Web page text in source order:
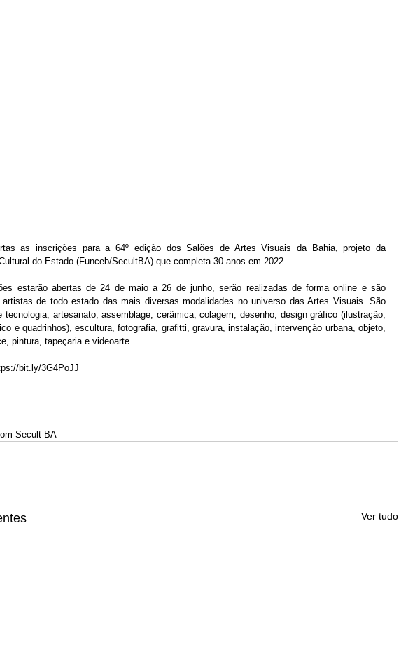
as inscrições para a 64º edição dos Salões de Artes Visuais da Bahia, projeto da
do Estado (Funceb/SecultBA) que completa 30 anos em 2022.
estarão abertas de 24 de maio a 26 de junho, serão realizadas de forma online e são
de todo estado das mais diversas modalidades no universo das Artes Visuais. São
tecnologia, artesanato, assemblage, cerâmica, colagem, desenho, design gráfico (ilustração,
e quadrinhos), escultura, fotografia, grafitti, gravura, instalação, intervenção urbana, objeto,
pintura, tapeçaria e videoarte.
bit.ly/3G4PoJJ
Secult BA
Ver tudo